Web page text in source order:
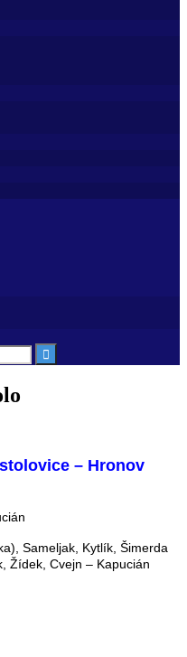
– Hronov
Sameljak, Kytlík, Šimerda
Žídek, Cvejn – Kapucián